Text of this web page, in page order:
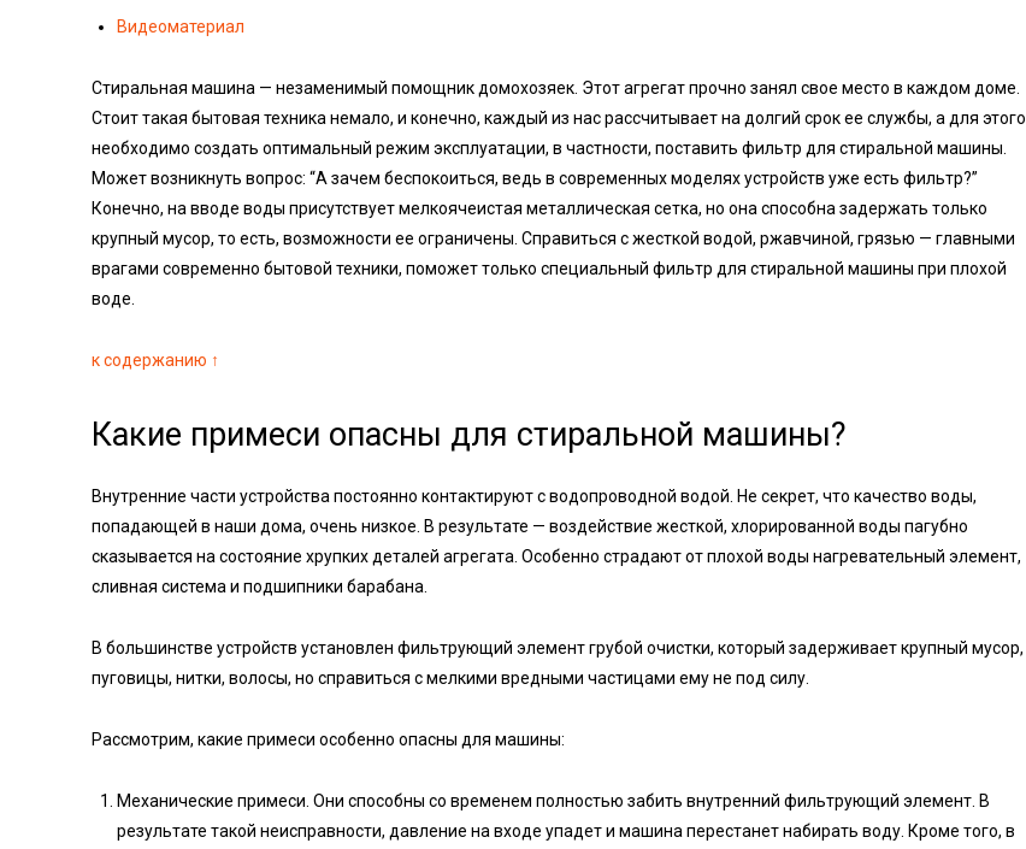
Видеоматериал
Стиральная машина — незаменимый помощник домохозяек. Этот агрегат прочно занял свое место в каждом доме.
Стоит такая бытовая техника немало, и конечно, каждый из нас рассчитывает на долгий срок ее службы, а для этого
необходимо создать оптимальный режим эксплуатации, в частности, поставить фильтр для стиральной машины.
Может возникнуть вопрос: “А зачем беспокоиться, ведь в современных моделях устройств уже есть фильтр?”
Конечно, на вводе воды присутствует мелкоячеистая металлическая сетка, но она способна задержать только
крупный мусор, то есть, возможности ее ограничены. Справиться с жесткой водой, ржавчиной, грязью — главными
врагами современно бытовой техники, поможет только специальный фильтр для стиральной машины при плохой
воде.
к содержанию ↑
Какие примеси опасны для стиральной машины?
Внутренние части устройства постоянно контактируют с водопроводной водой. Не секрет, что качество воды,
попадающей в наши дома, очень низкое. В результате — воздействие жесткой, хлорированной воды пагубно
сказывается на состояние хрупких деталей агрегата. Особенно страдают от плохой воды нагревательный элемент,
сливная система и подшипники барабана.
В большинстве устройств установлен фильтрующий элемент грубой очистки, который задерживает крупный мусор,
пуговицы, нитки, волосы, но справиться с мелкими вредными частицами ему не под силу.
Рассмотрим, какие примеси особенно опасны для машины:
Механические примеси. Они способны со временем полностью забить внутренний фильтрующий элемент. В
результате такой неисправности, давление на входе упадет и машина перестанет набирать воду. Кроме того, в